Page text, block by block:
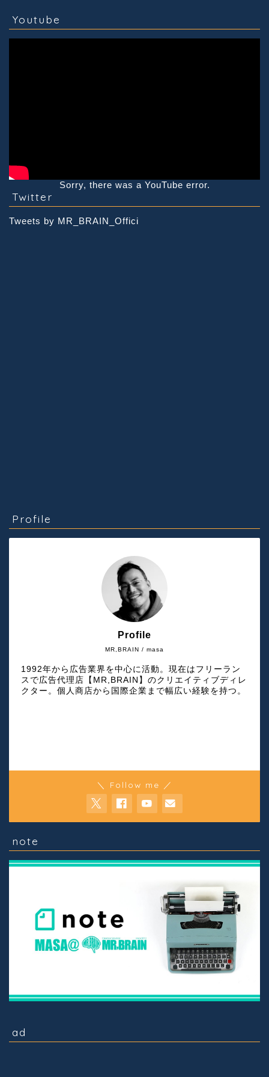
Youtube
Sorry, there was a YouTube error.
Twitter
Tweets by MR_BRAIN_Offici
Profile
MR,BRAIN / masa
Profile
1992年から広告業界を中心に活動。現在はフリーラン
スで広告代理店【MR,BRAIN】のクリエイティブディレ
クター。個人商店から国際企業まで幅広い経験を持つ。
＼ Follow me ／
note
ad